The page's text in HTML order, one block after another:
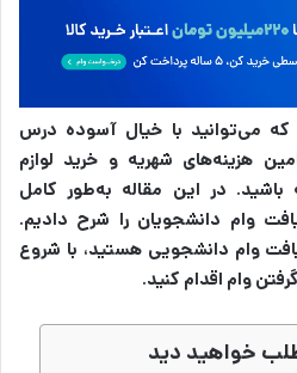
که می‌توانید با خیال آسوده درس
هزینه‌های شهریه و خرید لوازم
باشید. در این مقاله به‌طور کامل
وام دانشجویان را شرح دادیم.
وام دانشجویی هستید، با شروع
وام اقدام کنید.
خواهید دید